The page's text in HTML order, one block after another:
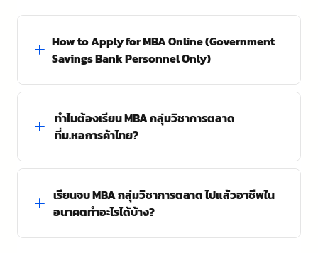
How to Apply for MBA Online (Government
Savings Bank Personnel Only)
2025
http://reg.utcc.ac.th/registrar/
2. Fill in basic personal information
3. Select the left menu “Apply for Further
ทำไมต้องเรียน MBA กลุ่มวิชาการตลาด
ที่ม.หอการค้าไทย?
(Digital Marketing Analytics) เพื่อวิเคราะห์และเข้าใจ
พฤติกรรมผู้บริโภค หลักคิดการวิจัยการตลาด
เรียนจบ MBA กลุ่มวิชาการตลาด ไปแล้วอาชีพใน
อนาคตทำอะไรได้บ้าง?